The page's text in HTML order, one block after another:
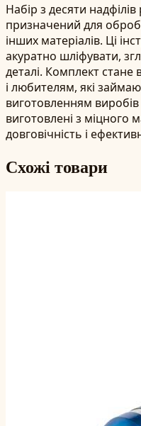
Набір з десяти
призначений для
інших матеріалів. Ці
акуратно шліфувати,
деталі. Комплект стане
і любителям, які
виготовленням
виготовлені з міцного
довговічність і
Схожі товари